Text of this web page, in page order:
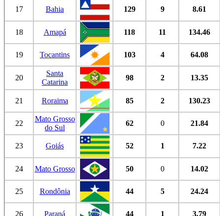
17 Bahia 129 9 8.61
18 Amapá 118 11 134.46
19 Tocantins 103 4 64.08
20
Santa
Catarina
98 2 13.35
21 Roraima 85 2 130.23
22
Mato Grosso
do Sul
62 0 21.84
23 Goiás 52 1 7.22
24 Mato Grosso 50 0 14.02
25 Rondônia 44 5 24.24
26 Paraná 44 1 3.79